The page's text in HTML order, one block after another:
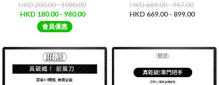
HKD 200.00 - 1080.00
HKD 180.00 - 980.00
會員優惠
HKD 669.00 - 947.00
HKD 669.00 - 899.00